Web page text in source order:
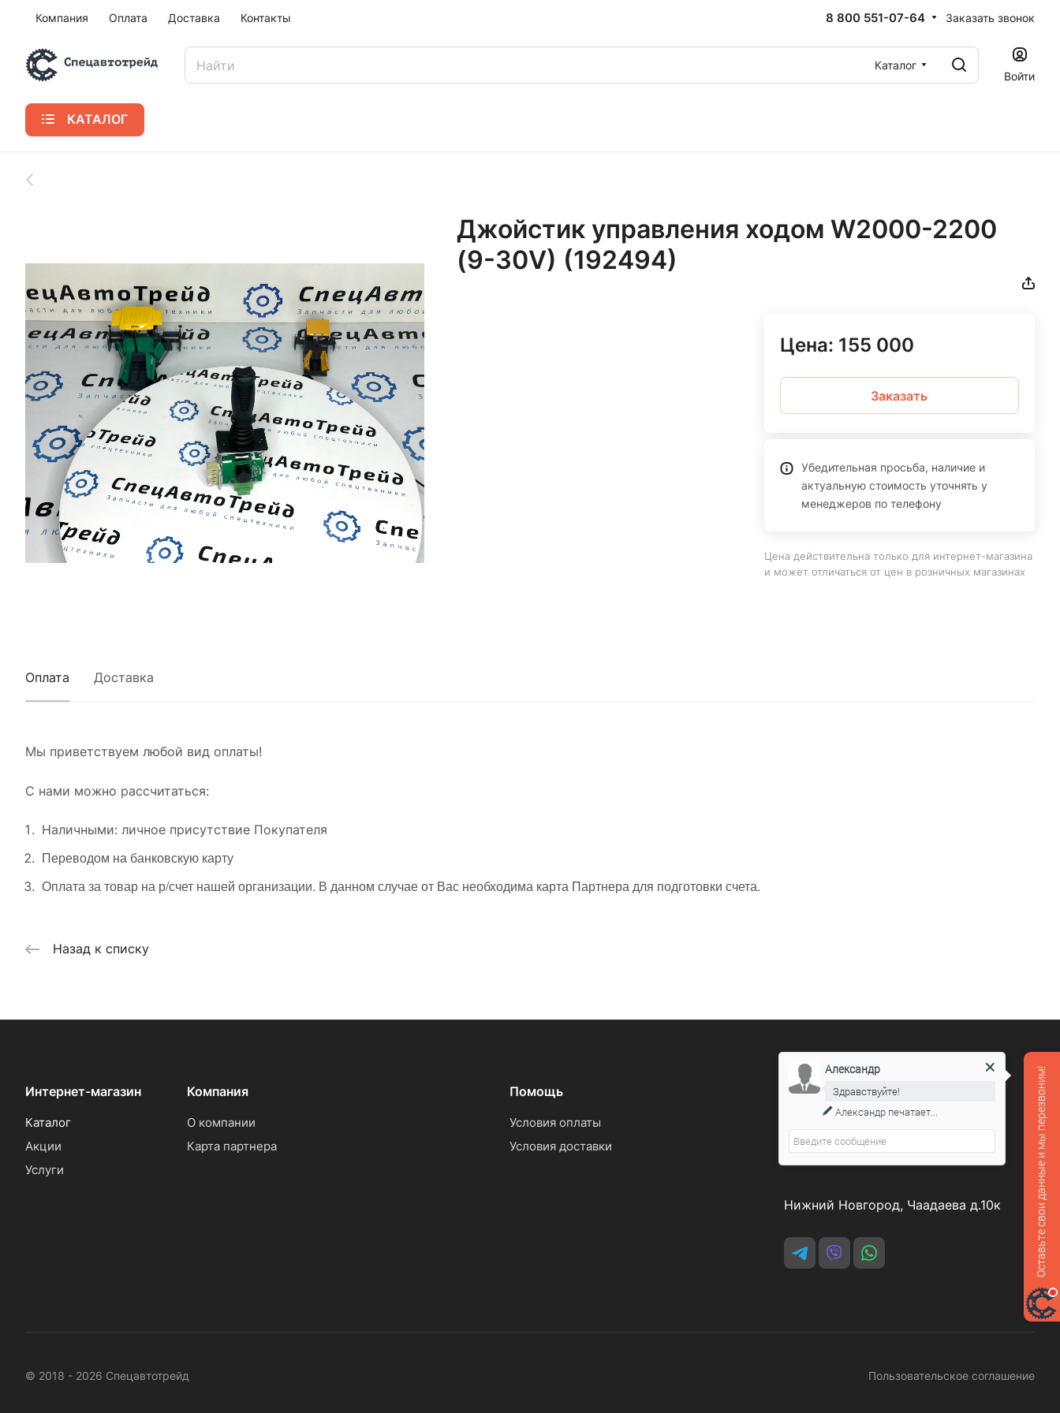
Компания Оплата Доставка Контакты 8 800 551-07-64 Заказать звонок
Каталог
Войти
КАТАЛОГ
Джойстик управления ходом W2000-2200
(9-30V) (192494)
Цена: 155 000
Заказать
Убедительная просьба, наличие и
актуальную стоимость уточнять у
менеджеров по телефону
Цена действительна только для интернет-магазина
и может отличаться от цен в розничных магазинах
Оплата Доставка
Мы приветствуем любой вид оплаты!
С нами можно рассчитаться:
Наличными: личное присутствие Покупателя
Переводом на банковскую карту
Оплата за товар на р/счет нашей организации. В данном случае от Вас необходима карта Партнера для подготовки счета.
Назад к списку
Интернет-магазин
Каталог
Акции
Услуги
Компания
О компании
Карта партнера
Помощь
Условия оплаты
Условия доставки
Контакты
8 800 551-07-64
podarovdr@specautotrade.pro
Нижний Новгород, Чаадаева д.10к
© 2018 - 2026 Спецавтотрейд Пользовательское соглашение
Оставьте свои данные и мы перезвоним!
Александр
Здравствуйте!
Александр печатает...